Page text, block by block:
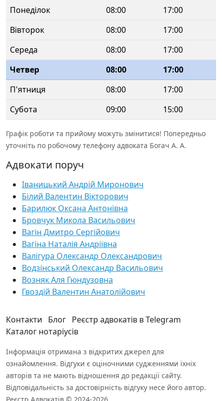
Понеділок 08:00
17:00
Вівторок
08:00
17:00
Середа
08:00
17:00
Четвер
08:00
17:00
П'ятниця
08:00
17:00
Субота
09:00 15:00
Графік роботи та прийому можуть змінитися! Попередньо
уточніть по робочому телефону адвоката Богач А. А.
Адвокати поруч
Іваницький Андрій Миронович
Білий Валентин Вікторович
Барилюк Оксана Антонівна
Бровчук Микола Васильович
Вагін Дмитро Сергійович
Вагіна Наталія Андріївна
Валігура Олександр Олександрович
Водзінський Олександр Васильович
Возняк Аля Гюндузовна
Гвоздій Валентин Анатолійович
Контакти Блог Реєстр адвокатів в Telegram
Каталог нотаріусів
Інформація отримана з відкритих джерел для
ознайомлення. Відгуки є оціночними судженнями їхніх
авторів та не мають відношення до редакції сайту.
Відповідальність за достовірність відгуку несе його автор.